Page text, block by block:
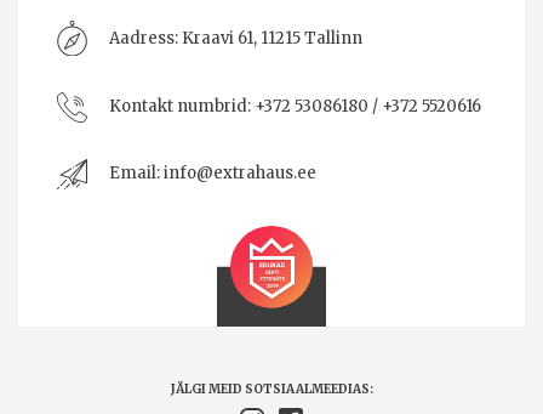
Aadress: Kraavi 61, 11215 Tallinn
Kontakt numbrid: +372 53086180 / +372 5520616
Email:info@extrahaus.ee
JÄLGI MEID SOTSIAALMEEDIAS: